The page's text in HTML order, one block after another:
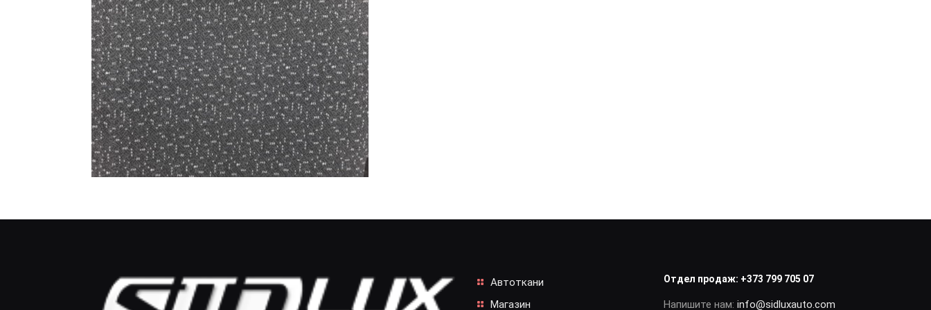
Автоткани
Магазин
Отдел продаж: +373 799 705 07
Напишите нам:info@sidluxauto.com